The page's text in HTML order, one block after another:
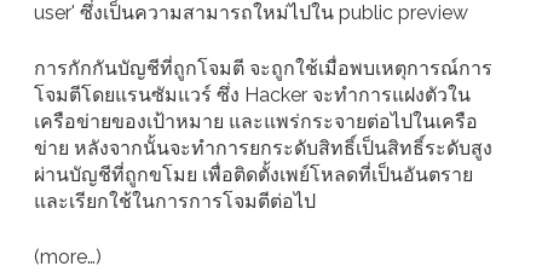
user' ซึ่งเป็นความสามารถใหม่ไปใน public preview
การกักกันบัญชีที่ถูกโจมตี จะถูกใช้เมื่อพบเหตุการณ์การ
โจมตีโดยแรนซัมแวร์ ซึ่ง Hacker จะทำการแฝงตัวใน
เครือข่ายของเป้าหมาย และแพร่กระจายต่อไปในเครือ
ข่าย หลังจากนั้นจะทำการยกระดับสิทธิ์เป็นสิทธิ์ระดับสูง
ผ่านบัญชีที่ถูกขโมย เพื่อติดตั้งเพย์โหลดที่เป็นอันตราย
และเรียกใช้ในการการโจมตีต่อไป
(more…)